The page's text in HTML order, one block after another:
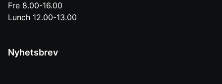
Fre 8.00-16.00
Lunch 12.00-13.00
Nyhetsbrev